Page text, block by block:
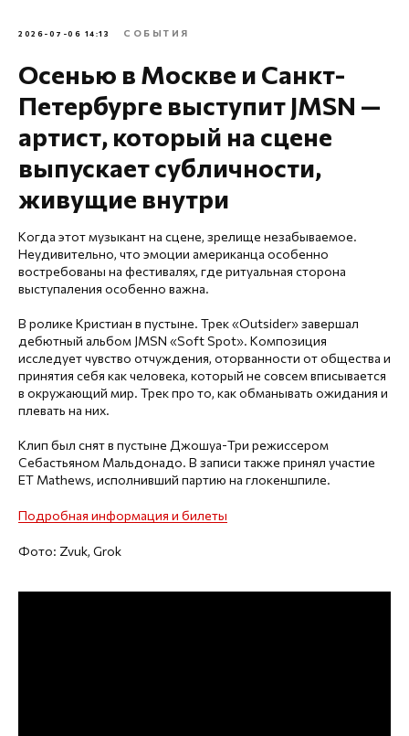
2026-07-06 14:13 СОБЫТИЯ
Осенью в Москве и Санкт-
Петербурге выступит JMSN —
артист, который на сцене
выпускает субличности,
живущие внутри
Когда этот музыкант на сцене, зрелище незабываемое.
Неудивительно, что эмоции американца особенно
востребованы на фестивалях, где ритуальная сторона
выступаления особенно важна.
В ролике Кристиан в пустыне. Трек «Outsider» завершал
дебютный альбом JMSN «Soft Spot». Композиция
исследует чувство отчуждения, оторванности от общества и
принятия себя как человека, который не совсем вписывается
в окружающий мир. Трек про то, как обманывать ожидания и
плевать на них.
Клип был снят в пустыне Джошуа-Три режиссером
Себастьяном Мальдонадо. В записи также принял участие
ET Mathews, исполнивший партию на глокеншпиле.
Подробная информация и билеты
Фото: Zvuk, Grok